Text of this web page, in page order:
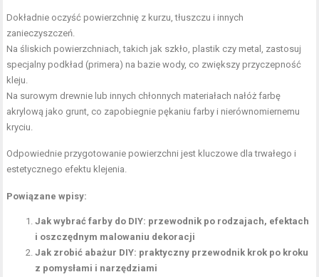
Dokładnie oczyść powierzchnię z kurzu, tłuszczu i innych
zanieczyszczeń.
Na śliskich powierzchniach, takich jak szkło, plastik czy metal, zastosuj
specjalny podkład (primera) na bazie wody, co zwiększy przyczepność
kleju.
Na surowym drewnie lub innych chłonnych materiałach nałóż farbę
akrylową jako grunt, co zapobiegnie pękaniu farby i nierównomiernemu
kryciu.
Odpowiednie przygotowanie powierzchni jest kluczowe dla trwałego i
estetycznego efektu klejenia.
Powiązane wpisy:
Jak wybrać farby do DIY: przewodnik po rodzajach, efektach
i oszczędnym malowaniu dekoracji
Jak zrobić abażur DIY: praktyczny przewodnik krok po kroku
z pomysłami i narzędziami